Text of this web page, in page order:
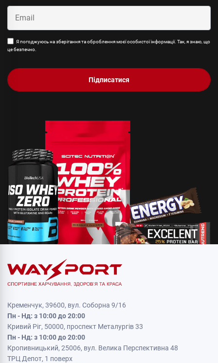
Я погоджуюсь на зберігання та оброблення моєї особистої інформації. Так, я знаю, що
це безпечно.
Підписатися
Кременчук, 39600, вул. Соборна 9/16
Пн - Нд: з 10:00 до 20:00
Кривий Ріг, 50000, проспект Металургів 33
Пн - Нд: з 10:00 до 20:00
Кропивницький, 25006, вул. Велика Перспективна 48
ТРЦ Депот, 1 поверх